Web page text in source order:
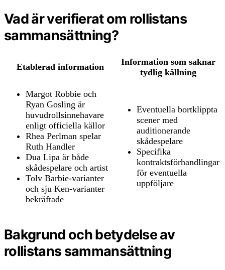
Vad är verifierat om rollistans
sammansättning?
Etablerad information
Information som saknar
tydlig källning
Margot Robbie och
Ryan Gosling är
huvudrollsinnehavare
enligt officiella källor
Rhea Perlman spelar
Ruth Handler
Dua Lipa är både
skådespelare och artist
Tolv Barbie-varianter
och sju Ken-varianter
bekräftade
Eventuella bortklippta
scener med
auditionerande
skådespelare
Specifika
kontraktsförhandlingar
för eventuella
uppföljare
Bakgrund och betydelse av
rollistans sammansättning